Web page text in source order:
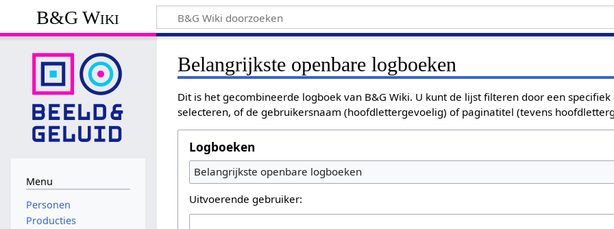
B&G Wiki
Belangrijkste openbare logboeken
Dit is het gecombineerde logboek van B&G Wiki. U kunt de lijst filteren door een
selecteren, of de gebruikersnaam (hoofdlettergevoelig) of paginatitel (tevens
Logboeken
Belangrijkste openbare logboeken
Uitvoerende gebruiker:
Menu
Personen
Producties